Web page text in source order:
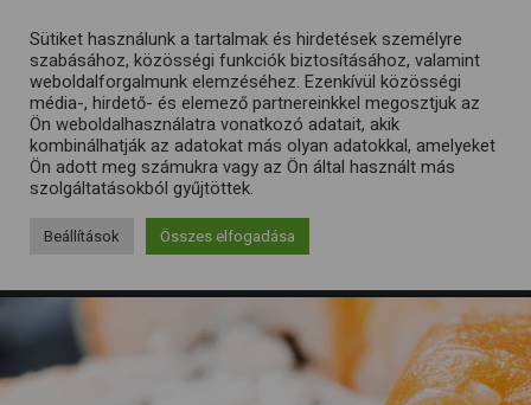
Sütiket használunk a tartalmak és hirdetések személyre
szabásához, közösségi funkciók biztosításához, valamint
weboldalforgalmunk elemzéséhez. Ezenkívül közösségi
média-, hirdető- és elemező partnereinkkel megosztjuk az
Ön weboldalhasználatra vonatkozó adatait, akik
kombinálhatják az adatokat más olyan adatokkal, amelyeket
Ön adott meg számukra vagy az Ön által használt más
szolgáltatásokból gyűjtöttek.
Beállítások Összes elfogadása